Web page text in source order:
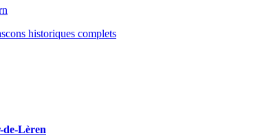
historiques complets
de-Lèren